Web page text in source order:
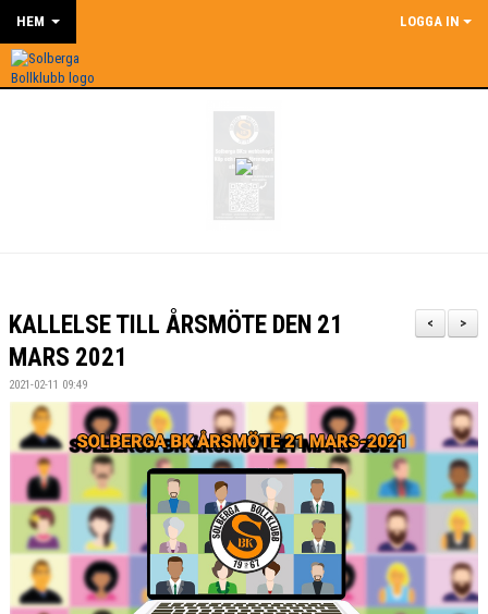
HEM LOGGA IN
>
<
KALLELSE TILL ÅRSMÖTE DEN 21
MARS 2021
2021-02-11 09:49